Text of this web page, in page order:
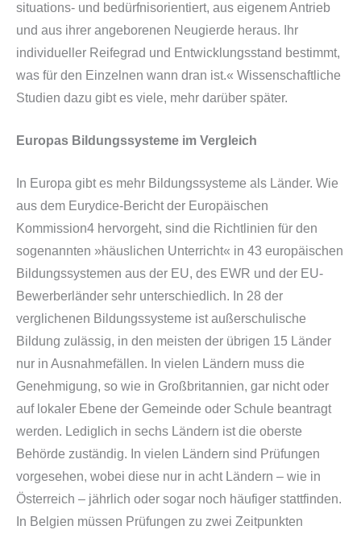
situations- und bedürfnisorientiert, aus eigenem Antrieb
und aus ihrer angeborenen Neugierde heraus. Ihr
individueller Reifegrad und Entwicklungsstand bestimmt,
was für den Einzelnen wann dran ist.« Wissenschaftliche
Studien dazu gibt es viele, mehr darüber später.
Europas Bildungssysteme im Vergleich
In Europa gibt es mehr Bildungssysteme als Länder. Wie
aus dem Eurydice-Bericht der Europäischen
Kommission4 hervorgeht, sind die Richtlinien für den
sogenannten »häuslichen Unterricht« in 43 europäischen
Bildungssystemen aus der EU, des EWR und der EU-
Bewerberländer sehr unterschiedlich. In 28 der
verglichenen Bildungssysteme ist außerschulische
Bildung zulässig, in den meisten der übrigen 15 Länder
nur in Ausnahmefällen. In vielen Ländern muss die
Genehmigung, so wie in Großbritannien, gar nicht oder
auf lokaler Ebene der Gemeinde oder Schule beantragt
werden. Lediglich in sechs Ländern ist die oberste
Behörde zuständig. In vielen Ländern sind Prüfungen
vorgesehen, wobei diese nur in acht Ländern – wie in
Österreich – jährlich oder sogar noch häufiger stattfinden.
In Belgien müssen Prüfungen zu zwei Zeitpunkten